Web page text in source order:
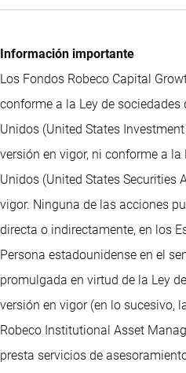
Información importante
Los Fondos Robeco Capital
conforme a la Ley de sociedades
Unidos (United States
versión en vigor, ni conforme a la
Unidos (United States Securities
vigor. Ninguna de las acciones
directa o indirectamente, en los
Persona estadounidense en el
promulgada en virtud de la Ley
versión en vigor (en lo sucesivo,
Robeco Institutional Asset
presta servicios de